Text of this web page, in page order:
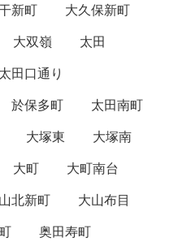
新町
大久保新町
大双嶺
太田
太田口通り
於保多町
太田南町
大塚東
大塚南
大町
大町南台
北新町
大山布目
奥田寿町